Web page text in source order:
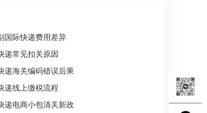
国际快递费用差异
递常见扣关原因
递海关编码错误后果
递线上缴税流程
递电商小包清关新政